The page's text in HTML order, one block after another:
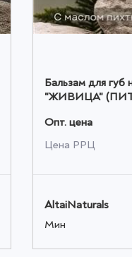
Бальзам для губ
"ЖИВИЦА"
Опт. цена
Цена РРЦ
AltaiNaturals
Мин